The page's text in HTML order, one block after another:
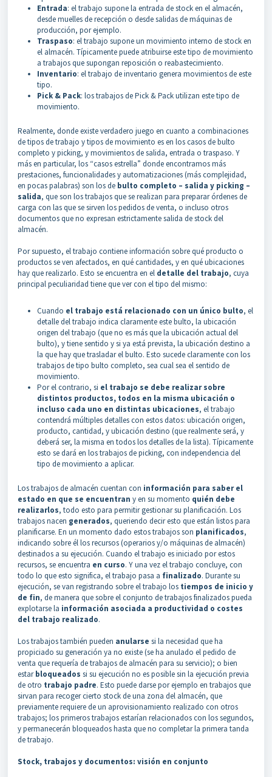
Entrada: el trabajo supone la entrada de stock en el almacén,
desde muelles de recepción o desde salidas de máquinas de
producción, por ejemplo.
Traspaso: el trabajo supone un movimiento interno de stock en
el almacén. Típicamente puede atribuirse este tipo de movimiento
a trabajos que supongan reposición o reabastecimiento.
Inventario: el trabajo de inventario genera movimientos de este
tipo.
Pick & Pack: los trabajos de Pick & Pack utilizan este tipo de
movimiento.
Realmente, donde existe verdadero juego en cuanto a combinaciones
de tipos de trabajo y tipos de movimiento es en los casos de bulto
completo y picking, y movimientos de salida, entrada o traspaso. Y
más en particular, los “casos estrella” donde encontramos más
prestaciones, funcionalidades y automatizaciones (más complejidad,
en pocas palabras) son los de bulto completo – salida y picking –
salida, que son los trabajos que se realizan para preparar órdenes de
carga con las que se sirven los pedidos de venta, o incluso otros
documentos que no expresan estrictamente salida de stock del
almacén.
Por supuesto, el trabajo contiene información sobre qué producto o
productos se ven afectados, en qué cantidades, y en qué ubicaciones
hay que realizarlo. Esto se encuentra en el detalle del trabajo, cuya
principal peculiaridad tiene que ver con el tipo del mismo:
Cuando el trabajo está relacionado con un único bulto, el
detalle del trabajo indica claramente este bulto, la ubicación
origen del trabajo (que no es más que la ubicación actual del
bulto), y tiene sentido y si ya está prevista, la ubicación destino a
la que hay que trasladar el bulto. Esto sucede claramente con los
trabajos de tipo bulto completo, sea cual sea el sentido de
movimiento.
Por el contrario, si el trabajo se debe realizar sobre
distintos productos, todos en la misma ubicación o
incluso cada uno en distintas ubicaciones, el trabajo
contendrá múltiples detalles con estos datos: ubicación origen,
producto, cantidad, y ubicación destino (que realmente será, y
deberá ser, la misma en todos los detalles de la lista). Típicamente
esto se dará en los trabajos de picking, con independencia del
tipo de movimiento a aplicar.
Los trabajos de almacén cuentan con información para saber el
estado en que se encuentran y en su momento quién debe
realizarlos, todo esto para permitir gestionar su planificación. Los
trabajos nacen generados, queriendo decir esto que están listos para
planificarse. En un momento dado estos trabajos son planificados,
indicando sobre él los recursos (operarios y/o máquinas de almacén)
destinados a su ejecución. Cuando el trabajo es iniciado por estos
recursos, se encuentra en curso. Y una vez el trabajo concluye, con
todo lo que esto significa, el trabajo pasa a finalizado. Durante su
ejecución, se van registrando sobre el trabajo los tiempos de inicio y
de fin, de manera que sobre el conjunto de trabajos finalizados pueda
explotarse la información asociada a productividad o costes
del trabajo realizado.
Los trabajos también pueden anularse si la necesidad que ha
propiciado su generación ya no existe (se ha anulado el pedido de
venta que requería de trabajos de almacén para su servicio); o bien
estarbloqueados si su ejecución no es posible sin la ejecución previa
de otro trabajo padre. Esto puede darse por ejemplo en trabajos que
sirvan para recoger cierto stock de una zona del almacén, que
previamente requiere de un aprovisionamiento realizado con otros
trabajos; los primeros trabajos estarían relacionados con los segundos,
y permanecerán bloqueados hasta que no completar la primera tanda
de trabajo.
Stock, trabajos y documentos: visión en conjunto